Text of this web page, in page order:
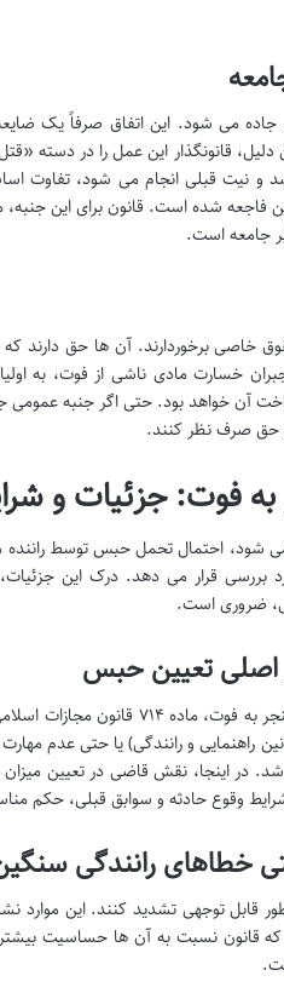
جاده می شود. این اتفاق صرفاً یک
قانونگذار این عمل را در دسته
و نیت قبلی انجام می شود، تفاوت
فاجعه شده است. قانون برای این
جامعه است.
خاصی برخوردارند. آن ها حق دارند که
خسارت مادی ناشی از فوت، به
آن خواهد بود. حتی اگر جنبه
حق صرف نظر کنند.
فوت: جزئیات و
احتمال تحمل حبس توسط راننده
قرار می دهد. درک این جزئیات،
ضروری است.
شاید بتوان گفت که سنگ بنای مجازات حبس
راهنمایی و رانندگی) یا حتی عدم
اینجا، نقش قاضی در تعیین
وقوع حادثه و سوابق قبلی، حکم
خطاهای رانندگی
توجهی تشدید کنند. این موارد
قانون نسبت به آن ها حساسیت